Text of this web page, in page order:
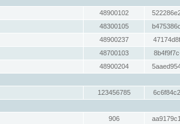
48900102
48300105
48900237
48700103
48900204
123456785
906